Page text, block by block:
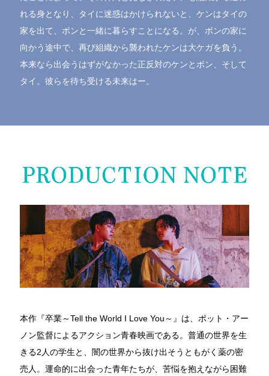
れる身となり、タイに迷惑はかけられないと、ケンはタイの
家を出て、ボンと一緒に暮らすことになる。が、ボンの家に
向かう途中で、再び組織から襲われたケンは大ケガを負う。
本来なら出会うはずがなかった正反対のケンとボン、そして
タイ。彼らを待ち受ける未来はー。
本作『卒業～Tell the World I Love You～』は、ポット・アー
ノン監督によるアクション青春映画である。普通の世界を生
きる2人の学生と、闇の世界から抜け出そうともがく薬の密
売人。運命的に出会った青年たちが、苦悩を抱えながら困難